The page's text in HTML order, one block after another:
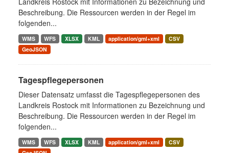
Beschreibung. Die Ressourcen werden in der Regel im
folgenden...
WMS WFS XLSX KML application/gml+xml
CSV
GeoJSON
Tagespflegepersonen
Dieser Datensatz umfasst die Tagespflegepersonen des
Landkreis Rostock mit Informationen zu Bezeichnung und
Beschreibung. Die Ressourcen werden in der Regel im
folgenden...
WMS WFS XLSX KML application/gml+xml
CSV